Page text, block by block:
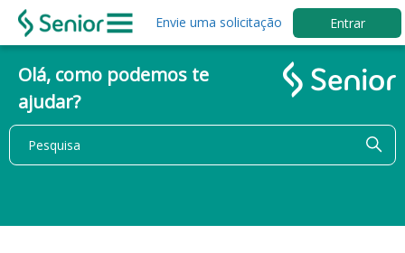
Envie uma solicitação Entrar
Olá, como podemos te
ajudar?